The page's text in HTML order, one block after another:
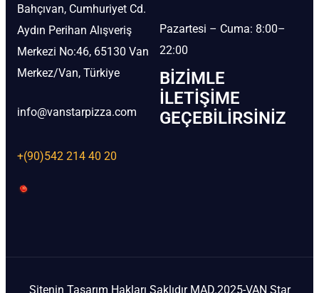
Bahçıvan, Cumhuriyet Cd.
Aydın Perihan Alışveriş
Merkezi No:46, 65130 Van
Merkez/Van, Türkiye
info@vanstarpizza.com
+(90)542 214 40 20
Pazartesi – Cuma: 8:00–
22:00
BIZIMLE
İLETIŞIME
GEÇEBILIRSINIZ
Sitenin Tasarım Hakları Saklıdır MAD.2025-VAN Star